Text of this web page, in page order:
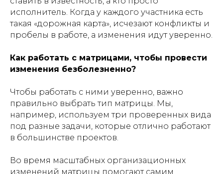
исполнитель. Когда у каждого участника есть
такая «дорожная карта», исчезают конфликты и
пробелы в работе, а изменения идут уверенно.
Как работать с матрицами, чтобы провести
изменения безболезненно?
Чтобы работать с ними уверенно, важно
правильно выбрать тип матрицы. Мы,
например, используем три проверенных вида
под разные задачи, которые отлично работают
в большинстве проектов.
Во время масштабных организационных
изменений матрицы помогают самим